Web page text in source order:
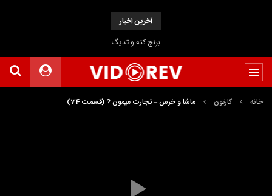
آخرین اخبار
برنج کته و تدیگ
خانه کارتون ماشا و خرس – تجارت میمون ? (قسمت 74)